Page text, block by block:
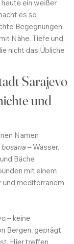
ein weißer
es so
Begegnungen.
Nähe, Tiefe und
nicht das Übliche
Sarajevo
und
Namen
bosana– Wasser.
Bäche
mit einem
und mediterranem
– keine
Bergen, geprägt
Hier treffen